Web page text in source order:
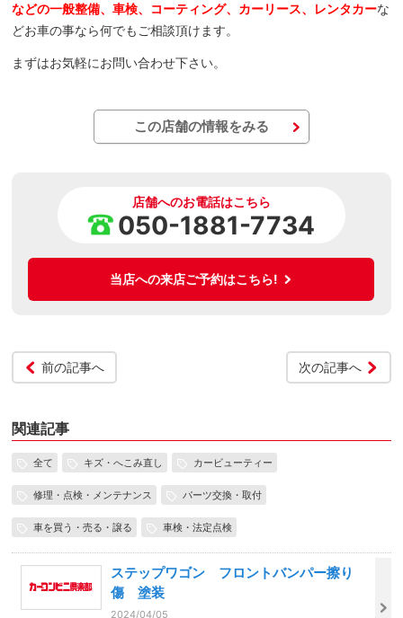
などの一般整備、車検、コーティング、カーリース、レンタカーな
どお車の事なら何でもご相談頂けます。
まずはお気軽にお問い合わせ下さい。
この店舗の情報をみる
店舗へのお電話はこちら
050-1881-7734
当店への来店ご予約はこちら!
前の記事へ 次の記事へ
関連記事
全て キズ・へこみ直し カービューティー
修理・点検・メンテナンス パーツ交換・取付
車を買う・売る・譲る 車検・法定点検
ステップワゴン フロントバンパー擦り
傷 塗装
2024/04/05